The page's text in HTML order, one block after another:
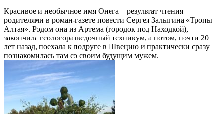
Красивое и необычное имя Онега – результат чтения
родителями в роман-газете повести Сергея Залыгина «Тропы
Алтая». Родом она из Артема (городок под Находкой),
закончила геологоразведочный техникум, а потом, почти 20
лет назад, поехала к подруге в Швецию и практически сразу
познакомилась там со своим будущим мужем.